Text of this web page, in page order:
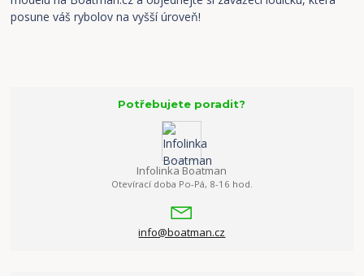
posune váš rybolov na vyšší úroveň!
Potřebujete poradit?
Infolinka Boatman
Otevírací doba Po-Pá, 8-16 hod.
info@boatman.cz